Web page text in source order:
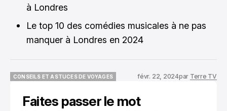
à Londres
Le top 10 des comédies musicales à ne pas
manquer à Londres en 2024
CONSEILS ET ASTUCES DE VOYAGES
févr. 22, 2024par Terre TV
Faites passer le mot